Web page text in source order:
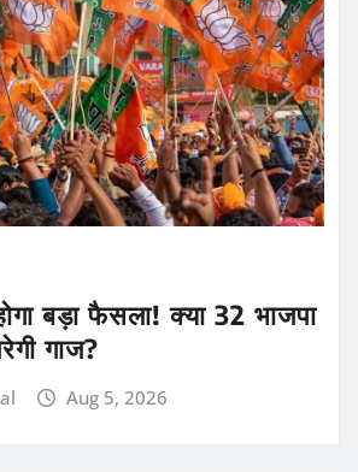
बड़ा फैसला! क्या 32 भाजपा
गाज?
Aug 5, 2026